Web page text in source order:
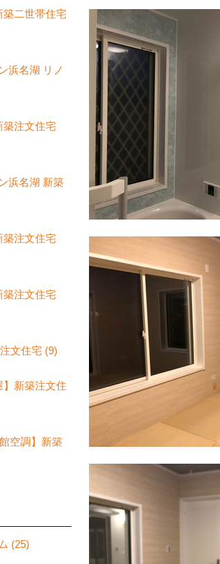
築二世帯住宅
浜名湖 リノ
築注文住宅
浜名湖 新築
築注文住宅
築注文住宅
文住宅 (9)
】新築注文住
空調】新築
(25)